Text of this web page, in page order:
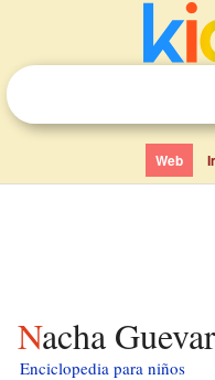
Web
Nacha
Enciclopedia para niños